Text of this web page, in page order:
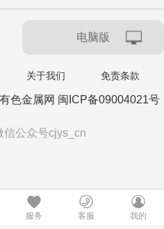
电脑版
关于我们 免责条款
色金属网 闽ICP备09004021号
信公众号cjys_cn
服务 客服 我的